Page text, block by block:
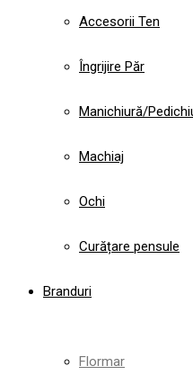
Accesorii Ten
Îngrijire Păr
Manichiură/
Machiaj
Ochi
Curățare pensule
Branduri
Flormar